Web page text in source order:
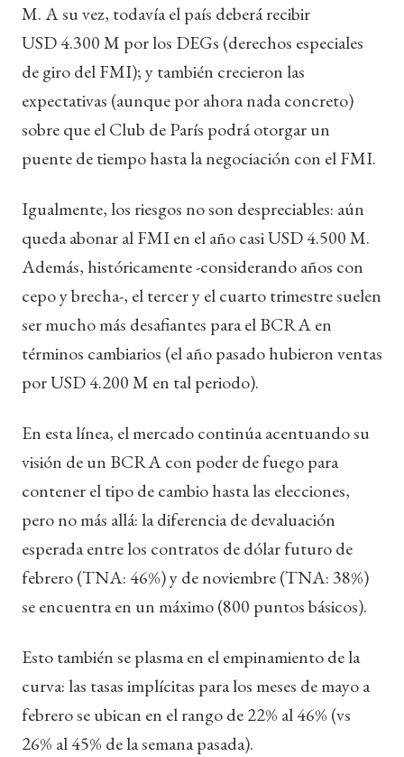
M. A su vez, todavía el país deberá recibir
USD 4.300 M por los DEGs (derechos especiales
de giro del FMI); y también crecieron las
expectativas (aunque por ahora nada concreto)
sobre que el Club de París podrá otorgar un
puente de tiempo hasta la negociación con el FMI.
Igualmente, los riesgos no son despreciables: aún
queda abonar al FMI en el año casi USD 4.500 M.
Además, históricamente -considerando años con
cepo y brecha-, el tercer y el cuarto trimestre suelen
ser mucho más desafiantes para el BCRA en
términos cambiarios (el año pasado hubieron ventas
por USD 4.200 M en tal periodo).
En esta línea, el mercado continúa acentuando su
visión de un BCRA con poder de fuego para
contener el tipo de cambio hasta las elecciones,
pero no más allá: la diferencia de devaluación
esperada entre los contratos de dólar futuro de
febrero (TNA: 46%) y de noviembre (TNA: 38%)
se encuentra en un máximo (800 puntos básicos).
Esto también se plasma en el empinamiento de la
curva: las tasas implícitas para los meses de mayo a
febrero se ubican en el rango de 22% al 46% (vs
26% al 45% de la semana pasada).